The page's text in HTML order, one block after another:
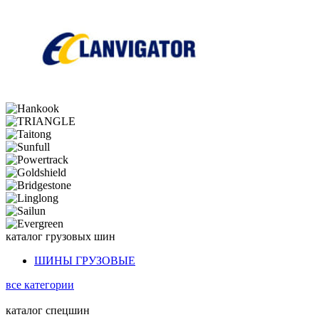
каталог грузовых шин
ШИНЫ ГРУЗОВЫЕ
все категории
каталог спецшин